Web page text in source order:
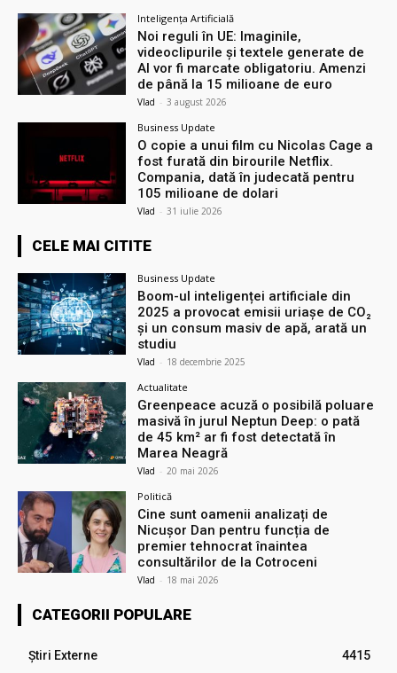
Inteligența Artificială
Noi reguli în UE: Imaginile,
videoclipurile și textele generate de
AI vor fi marcate obligatoriu. Amenzi
de până la 15 milioane de euro
Vlad - 3 august 2026
Business Update
O copie a unui film cu Nicolas Cage a
fost furată din birourile Netflix.
Compania, dată în judecată pentru
105 milioane de dolari
Vlad - 31 iulie 2026
CELE MAI CITITE
Business Update
Boom-ul inteligenței artificiale din
2025 a provocat emisii uriașe de CO₂
și un consum masiv de apă, arată un
studiu
Vlad - 18 decembrie 2025
Actualitate
Greenpeace acuză o posibilă poluare
masivă în jurul Neptun Deep: o pată
de 45 km² ar fi fost detectată în
Marea Neagră
Vlad - 20 mai 2026
Politică
Cine sunt oamenii analizați de
Nicușor Dan pentru funcția de
premier tehnocrat înaintea
consultărilor de la Cotroceni
Vlad - 18 mai 2026
CATEGORII POPULARE
Știri Externe
4415